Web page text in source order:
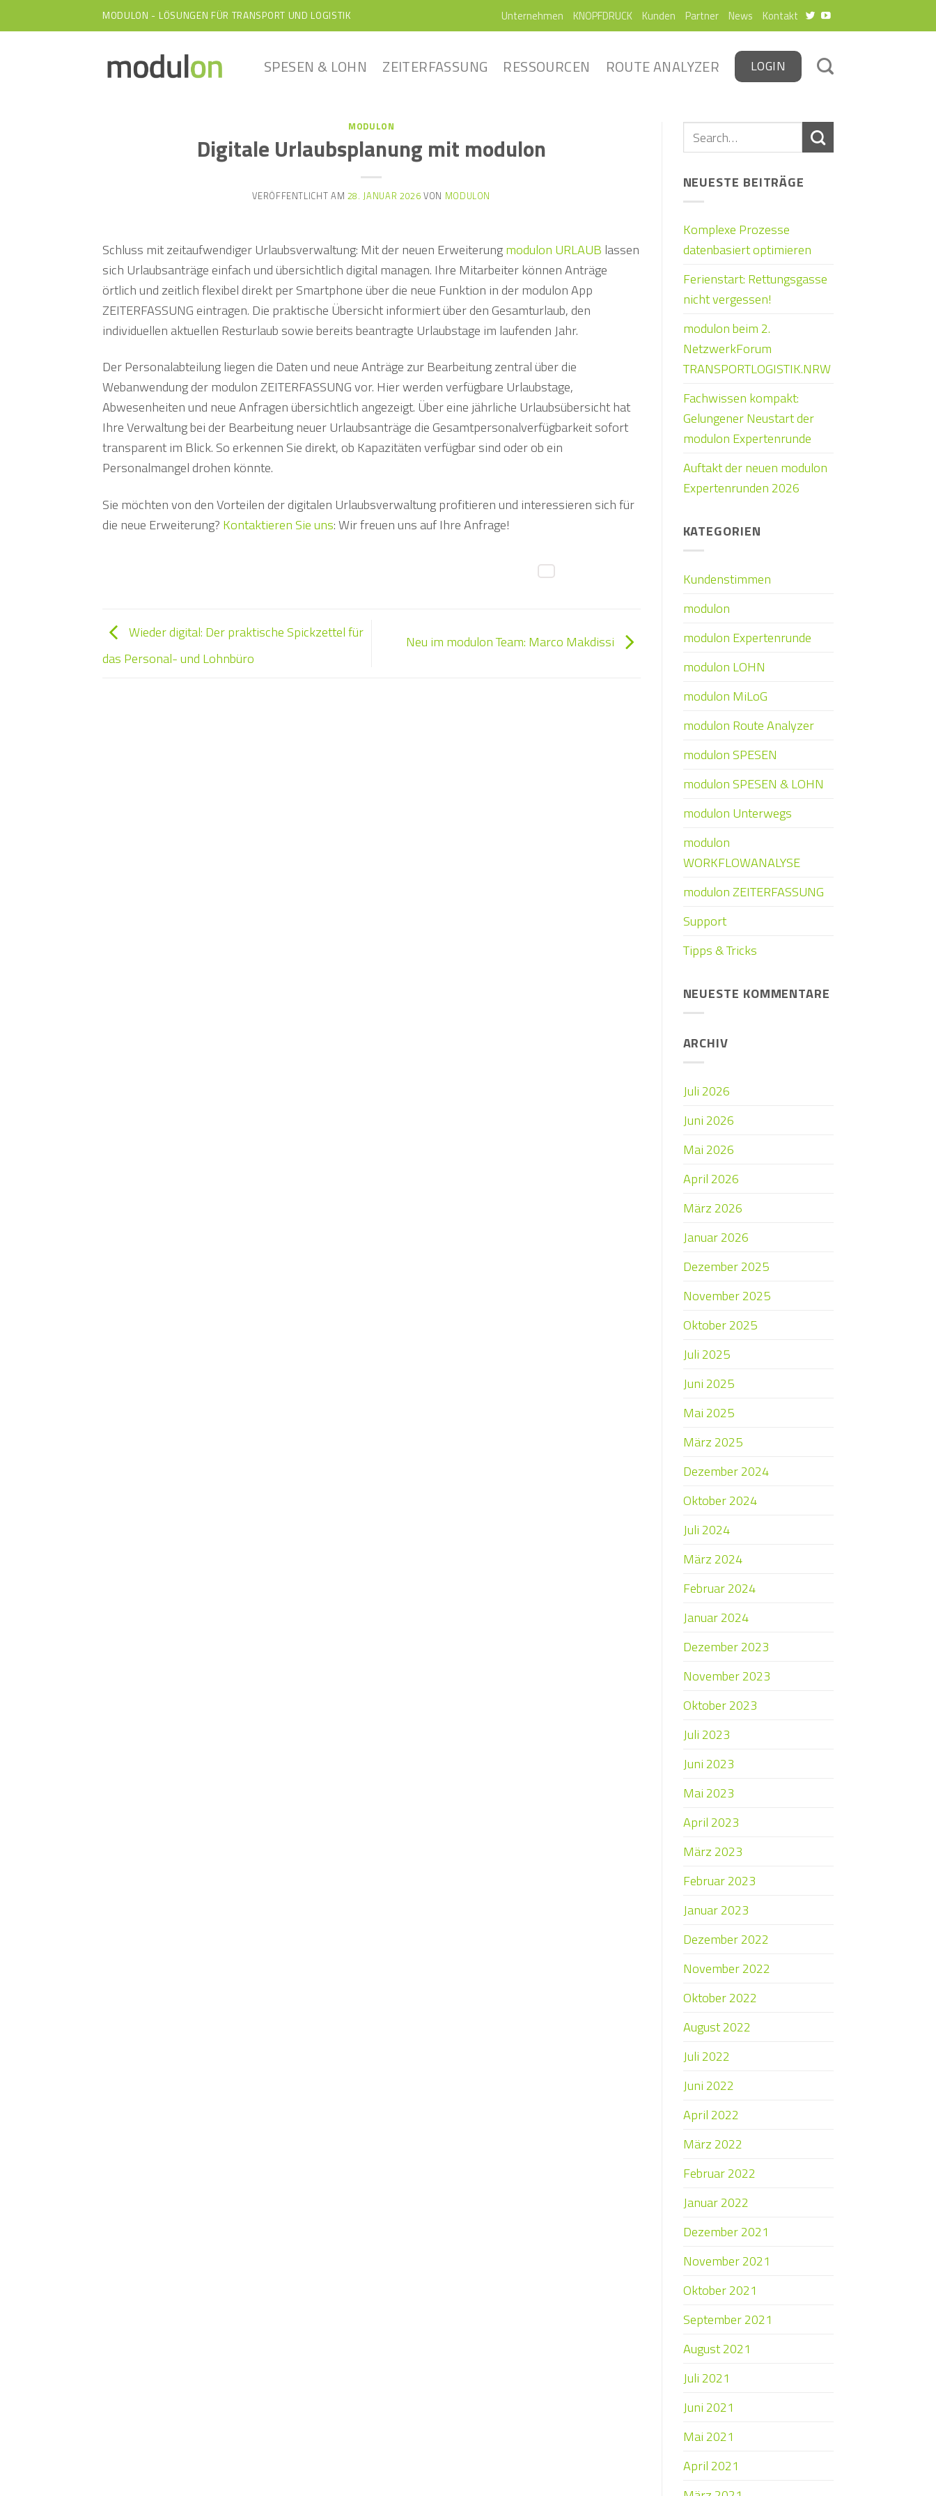
to
MODULON - LÖSUNGEN FÜR TRANSPORT UND LOGISTIK Unternehmen KNOPFDRUCK Kunden Partner News Kontakt
SPESEN & LOHN ZEITERFASSUNG RESSOURCEN ROUTE ANALYZER LOGIN
MODULON
Digitale Urlaubsplanung mit modulon
VERÖFFENTLICHT AM 28. JANUAR 2026 VON MODULON
Schluss mit zeitaufwendiger Urlaubsverwaltung: Mit der neuen Erweiterungmodulon URLAUB lassen
sich Urlaubsanträge einfach und übersichtlich digital managen. Ihre Mitarbeiter können Anträge
örtlich und zeitlich flexibel direkt per Smartphone über die neue Funktion in der modulon App
ZEITERFASSUNG eintragen. Die praktische Übersicht informiert über den Gesamturlaub, den
individuellen aktuellen Resturlaub sowie bereits beantragte Urlaubstage im laufenden Jahr.
Der Personalabteilung liegen die Daten und neue Anträge zur Bearbeitung zentral über die
Webanwendung der modulon ZEITERFASSUNG vor. Hier werden verfügbare Urlaubstage,
Abwesenheiten und neue Anfragen übersichtlich angezeigt. Über eine jährliche Urlaubsübersicht hat
Ihre Verwaltung bei der Bearbeitung neuer Urlaubsanträge die Gesamtpersonalverfügbarkeit sofort
transparent im Blick. So erkennen Sie direkt, ob Kapazitäten verfügbar sind oder ob ein
Personalmangel drohen könnte.
Sie möchten von den Vorteilen der digitalen Urlaubsverwaltung profitieren und interessieren sich für
die neue Erweiterung? Kontaktieren Sie uns: Wir freuen uns auf Ihre Anfrage!
Wieder digital: Der praktische Spickzettel für
das Personal- und Lohnbüro
Neu im modulon Team: Marco Makdissi
NEUESTE BEITRÄGE
Komplexe Prozesse
datenbasiert optimieren
Ferienstart: Rettungsgasse
nicht vergessen!
modulon beim 2.
NetzwerkForum
TRANSPORTLOGISTIK.NRW
Fachwissen kompakt:
Gelungener Neustart der
modulon Expertenrunde
Auftakt der neuen modulon
Expertenrunden 2026
KATEGORIEN
Kundenstimmen
modulon
modulon Expertenrunde
modulon LOHN
modulon MiLoG
modulon Route Analyzer
modulon SPESEN
modulon SPESEN & LOHN
modulon Unterwegs
modulon
WORKFLOWANALYSE
modulon ZEITERFASSUNG
Support
Tipps & Tricks
NEUESTE KOMMENTARE
ARCHIV
Juli 2026
Juni 2026
Mai 2026
April 2026
März 2026
Januar 2026
Dezember 2025
November 2025
Oktober 2025
Juli 2025
Juni 2025
Mai 2025
März 2025
Dezember 2024
Oktober 2024
Juli 2024
März 2024
Februar 2024
Januar 2024
Dezember 2023
November 2023
Oktober 2023
Juli 2023
Juni 2023
Mai 2023
April 2023
März 2023
Februar 2023
Januar 2023
Dezember 2022
November 2022
Oktober 2022
August 2022
Juli 2022
Juni 2022
April 2022
März 2022
Februar 2022
Januar 2022
Dezember 2021
November 2021
Oktober 2021
September 2021
August 2021
Juli 2021
Juni 2021
Mai 2021
April 2021